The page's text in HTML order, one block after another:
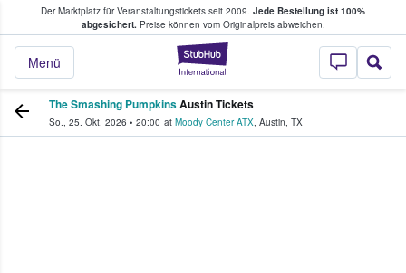
Der Marktplatz für Veranstaltungstickets seit 2009. Jede Bestellung ist 100%
abgesichert.Preise können vom Originalpreis abweichen.
StubHub - Wo
Menü
Tickets kaufen & verkaufen
The Smashing PumpkinsAustin Tickets
So., 25. Okt. 2026 • 20:00 at Moody Center ATX, Austin, TX